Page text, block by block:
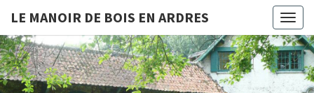
LE MANOIR DE BOIS EN ARDRES